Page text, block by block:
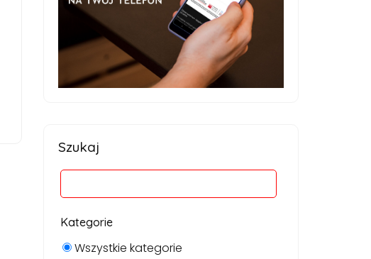
Szukaj
Kategorie
Wszystkie kategorie